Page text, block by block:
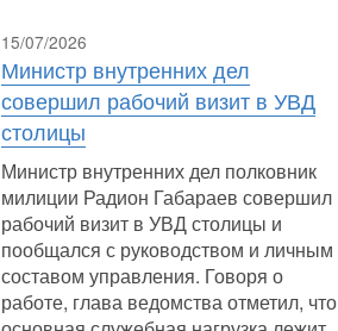
15/07/2026
Министр внутренних дел
совершил рабочий визит в УВД
столицы
Министр внутренних дел полковник
милиции Радион Габараев совершил
рабочий визит в УВД столицы и
пообщался с руководством и личным
составом управления. Говоря о
работе, глава ведомства отметил, что